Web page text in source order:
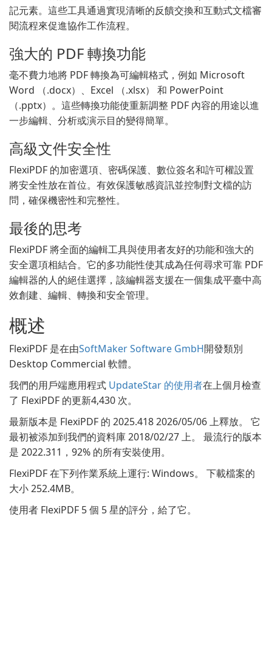
記元素。這些工具通過實現清晰的反饋交換和互動式文檔審
閱流程來促進協作工作流程。
強大的 PDF 轉換功能
毫不費力地將 PDF 轉換為可編輯格式，例如 Microsoft
Word （.docx）、Excel （.xlsx） 和 PowerPoint
（.pptx）。這些轉換功能使重新調整 PDF 內容的用途以進
一步編輯、分析或演示目的變得簡單。
高級文件安全性
FlexiPDF 的加密選項、密碼保護、數位簽名和許可權設置
將安全性放在首位。有效保護敏感資訊並控制對文檔的訪
問，確保機密性和完整性。
最後的思考
FlexiPDF 將全面的編輯工具與使用者友好的功能和強大的
安全選項相結合。它的多功能性使其成為任何尋求可靠 PDF
編輯器的人的絕佳選擇，該編輯器支援在一個集成平臺中高
效創建、編輯、轉換和安全管理。
概述
FlexiPDF 是在由SoftMaker Software GmbH開發類別
Desktop Commercial 軟體。
我們的用戶端應用程式 UpdateStar 的使用者在上個月檢查
了 FlexiPDF 的更新4,430 次。
最新版本是 FlexiPDF 的 2025.418 2026/05/06 上釋放。 它
最初被添加到我們的資料庫 2018/02/27 上。 最流行的版本
是 2022.311，92% 的所有安裝使用。
FlexiPDF 在下列作業系統上運行: Windows。 下載檔案的
大小 252.4MB。
使用者 FlexiPDF 5 個 5 星的評分，給了它。